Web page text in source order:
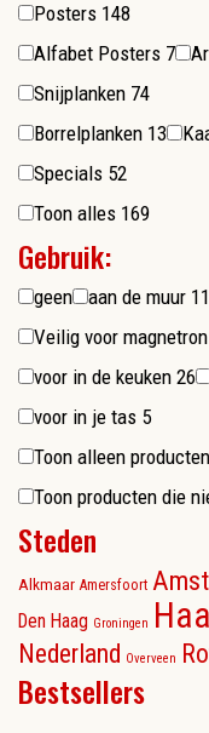
Posters 148
Alfabet Posters 7
Snijplanken 74
Borrelplanken 13
Specials 52
Toon alles 169
Gebruik:
geen aan de muur 11
Veilig voor
voor in de keuken 26
voor in je tas 5
Toon alleen
Toon producten die
Steden
Alkmaar Amersfoort
Den Haag Groningen
Nederland Overveen
Bestsellers